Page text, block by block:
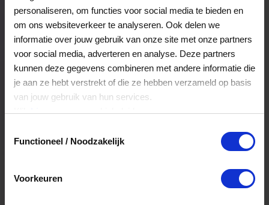
personaliseren, om functies voor social media te bieden en
om ons websiteverkeer te analyseren. Ook delen we
informatie over jouw gebruik van onze site met onze partners
voor social media, adverteren en analyse. Deze partners
kunnen deze gegevens combineren met andere informatie die
je aan ze hebt verstrekt of die ze hebben verzameld op basis
van jouw gebruik van hun services.
Klikhiervoor ons cookiebeleid.
Functioneel / Noodzakelijk
Voorkeuren
Veelgestelde Vragen
Kan ik het saldo in delen besteden?
Ja, je mag het saldo van je VVV
cadeaukaart in delen uitgeven.
Het volledige saldo op de VVV cadeaukaart